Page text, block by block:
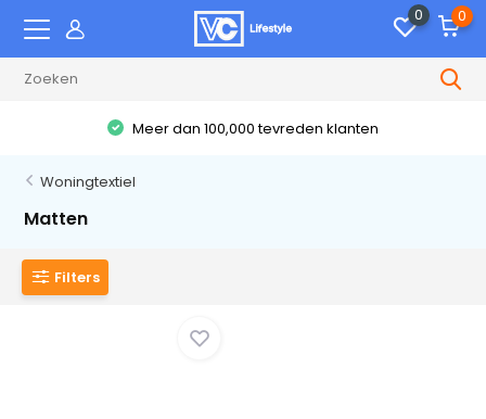
0 0
Meer dan 100,000 tevreden klanten
Woningtextiel
Matten
Filters